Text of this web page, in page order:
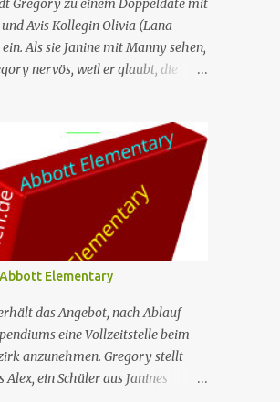
Gregory zu einem Doppeldate mit
Avis Kollegin Olivia (Lana
Als sie Janine mit Manny sehen,
nervös, weil er glaubt, die
Buchclub mit verschiedenen
das erste Treffen artet jedoch in
Streit aus, da die Mitglieder
das sie lesen – „Parable of the
–, unterschiedlich interpretieren. Nr.
Deutscher Titel Doppeldate Serie
Staffel Staffel 3 Nr. (St.)
Double Date Regie Razan
Drehbuch Garrett Werner
(USA) 1. Mai 2024
Erst­veröffent­lichung
14. Aug. 2024 Abbott Elementary
Elementary
das Angebot, nach Ablauf
eine Vollzeitstelle beim
anzunehmen. Gregory stellt
Alex, ein Schüler aus Janines